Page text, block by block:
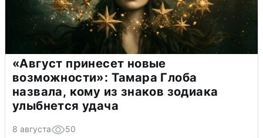
«Август принесет новые
возможности»: Тамара Глоба
назвала, кому из знаков зодиака
улыбнется удача
8 августа 50